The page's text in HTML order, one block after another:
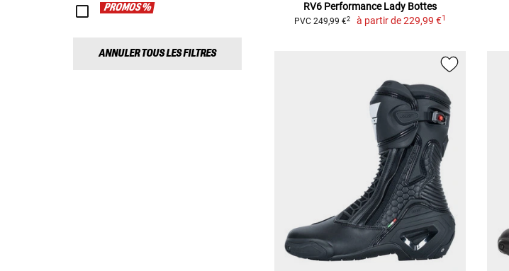
PROMOS %
ANNULER TOUS LES FILTRES
RV6 Performance Lady Bottes
PVC 249,99 €2 à partir de229,99 €1